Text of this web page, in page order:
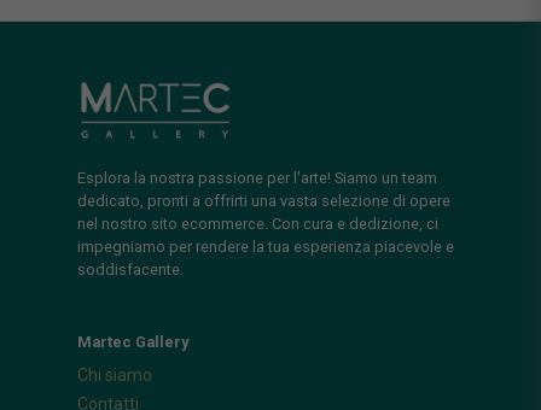
Esplora la nostra passione per l'arte! Siamo un team
dedicato, pronti a offrirti una vasta selezione di opere
nel nostro sito ecommerce. Con cura e dedizione, ci
impegniamo per rendere la tua esperienza piacevole e
soddisfacente.
Martec Gallery
Chi siamo
Contatti